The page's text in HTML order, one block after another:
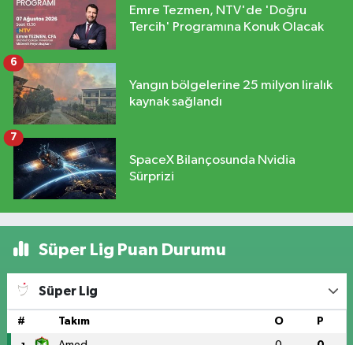
Emre Tezmen, NTV'de 'Doğru
Tercih' Programına Konuk Olacak
Yangın bölgelerine 25 milyon liralık
kaynak sağlandı
6
SpaceX Bilançosunda Nvidia
Sürprizi
7
Süper Lig Puan Durumu
Süper Lig
# Takım O P